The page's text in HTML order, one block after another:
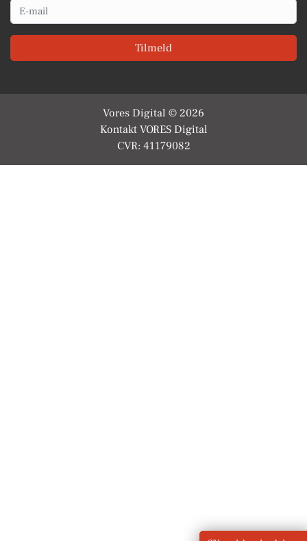
Email
Tilmeld
Vores Digital © 2026
Kontakt VORES Digital
CVR: 41179082